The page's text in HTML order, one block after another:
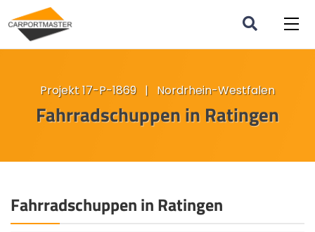
Projekt 17-P-1869 | Nordrhein-Westfalen
Fahrradschuppen in Ratingen
Fahrradschuppen in Ratingen